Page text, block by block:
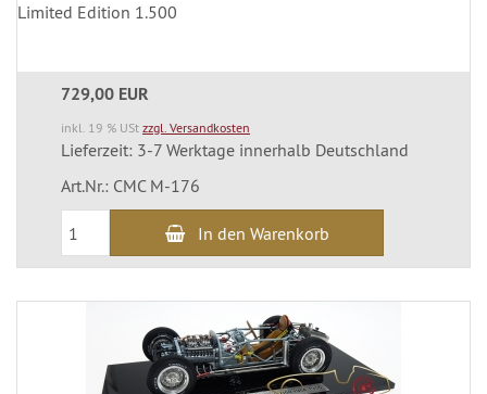
Limited Edition 1.500
729,00 EUR
inkl. 19 % USt zzgl. Versandkosten
Lieferzeit: 3-7 Werktage innerhalb Deutschland
Art.Nr.: CMC M-176
In den Warenkorb